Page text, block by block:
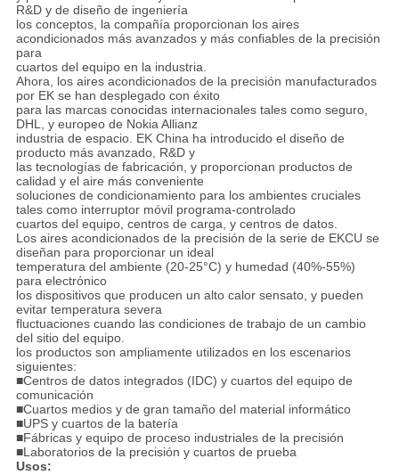
R&D y de diseño de ingeniería
los conceptos, la compañía proporcionan los aires
acondicionados más avanzados y más confiables de la precisión
para
cuartos del equipo en la industria.
Ahora, los aires acondicionados de la precisión manufacturados
por EK se han desplegado con éxito
para las marcas conocidas internacionales tales como seguro,
DHL, y europeo de Nokia Allianz
industria de espacio. EK China ha introducido el diseño de
producto más avanzado, R&D y
las tecnologías de fabricación, y proporcionan productos de
calidad y el aire más conveniente
soluciones de condicionamiento para los ambientes cruciales
tales como interruptor móvil programa-controlado
cuartos del equipo, centros de carga, y centros de datos.
Los aires acondicionados de la precisión de la serie de EKCU se
diseñan para proporcionar un ideal
temperatura del ambiente (20-25°C) y humedad (40%-55%)
para electrónico
los dispositivos que producen un alto calor sensato, y pueden
evitar temperatura severa
fluctuaciones cuando las condiciones de trabajo de un cambio
del sitio del equipo.
los productos son ampliamente utilizados en los escenarios
siguientes:
■Centros de datos integrados (IDC) y cuartos del equipo de
comunicación
■Cuartos medios y de gran tamaño del material informático
■UPS y cuartos de la batería
■Fábricas y equipo de proceso industriales de la precisión
■Laboratorios de la precisión y cuartos de prueba
Usos: